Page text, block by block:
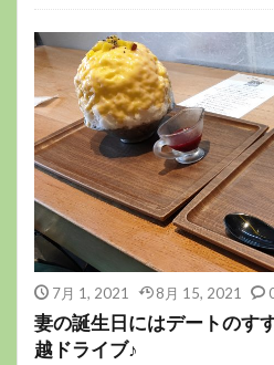
7月 1, 2021 8月 15, 2021
妻の誕生日にはデートのす
越ドライブ♪